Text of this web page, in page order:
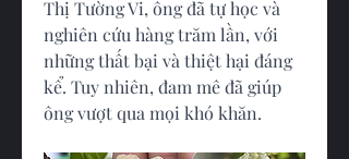
Thị Tường Vi, ông đã tự học và
nghiên cứu hàng trăm lần, với
những thất bại và thiệt hại đáng
kể. Tuy nhiên, đam mê đã giúp
ông vượt qua mọi khó khăn.